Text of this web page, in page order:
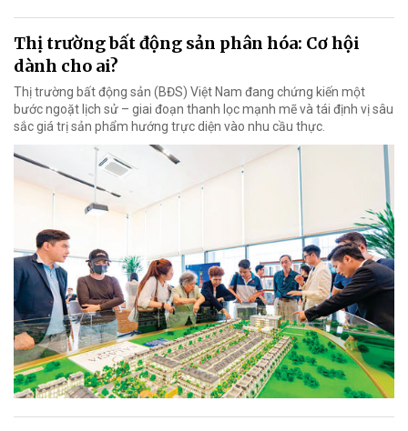
Thị trường bất động sản phân hóa: Cơ hội
dành cho ai?
Thị trường bất động sản (BĐS) Việt Nam đang chứng kiến một
bước ngoặt lịch sử – giai đoạn thanh lọc mạnh mẽ và tái định vị sâu
sắc giá trị sản phẩm hướng trực diện vào nhu cầu thực.